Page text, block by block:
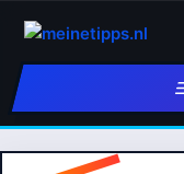
Inhalt
springen